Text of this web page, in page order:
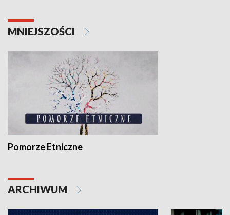
MNIEJSZOŚCI
Pomorze Etniczne
ARCHIWUM